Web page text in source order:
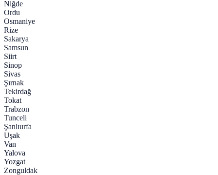
Niğde
Ordu
Osmaniye
Rize
Sakarya
Samsun
Siirt
Sinop
Sivas
Şırnak
Tekirdağ
Tokat
Trabzon
Tunceli
Şanlıurfa
Uşak
Van
Yalova
Yozgat
Zonguldak